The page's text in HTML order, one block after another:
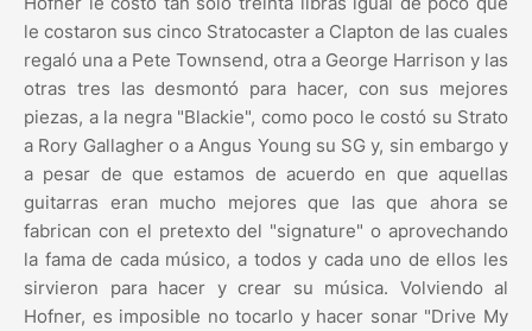
le costaron sus cinco Stratocaster a Clapton de las cuales
regaló una a Pete Townsend, otra a George Harrison y las
otras tres las desmontó para hacer, con sus mejores
piezas, a la negra "Blackie", como poco le costó su Strato
a Rory Gallagher o a Angus Young su SG y, sin embargo y
a pesar de que estamos de acuerdo en que aquellas
guitarras eran mucho mejores que las que ahora se
fabrican con el pretexto del "signature" o aprovechando
la fama de cada músico, a todos y cada uno de ellos les
sirvieron para hacer y crear su música. Volviendo al
Hofner, es imposible no tocarlo y hacer sonar "Drive My